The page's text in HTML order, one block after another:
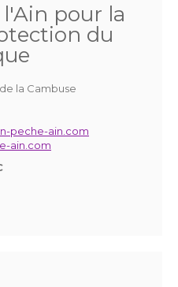
pour la
du
la Cambuse
peche-ain.com
ain.com